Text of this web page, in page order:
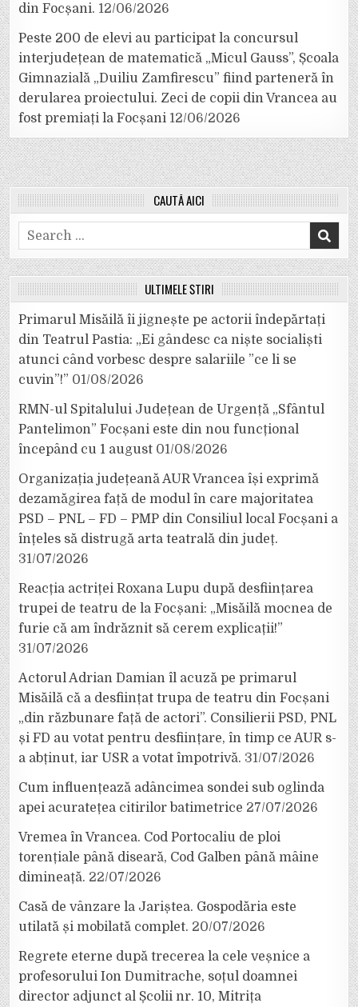
din Focșani. 12/06/2026
Peste 200 de elevi au participat la concursul
interjudețean de matematică „Micul Gauss”, Școala
Gimnazială „Duiliu Zamfirescu” fiind parteneră în
derularea proiectului. Zeci de copii din Vrancea au
fost premiați la Focșani 12/06/2026
CAUTĂ AICI
Search
for:
ULTIMELE ȘTIRI
Primarul Misăilă îi jignește pe actorii îndepărtați
din Teatrul Pastia: „Ei gândesc ca niște socialiști
atunci când vorbesc despre salariile ”ce li se
cuvin”!” 01/08/2026
RMN-ul Spitalului Județean de Urgență „Sfântul
Pantelimon” Focșani este din nou funcțional
începând cu 1 august 01/08/2026
Organizația județeană AUR Vrancea își exprimă
dezamăgirea față de modul în care majoritatea
PSD – PNL – FD – PMP din Consiliul local Focșani a
înțeles să distrugă arta teatrală din județ.
31/07/2026
Reacția actriței Roxana Lupu după desființarea
trupei de teatru de la Focșani: „Misăilă mocnea de
furie că am îndrăznit să cerem explicații!”
31/07/2026
Actorul Adrian Damian îl acuză pe primarul
Misăilă că a desființat trupa de teatru din Focșani
„din răzbunare față de actori”. Consilierii PSD, PNL
și FD au votat pentru desființare, în timp ce AUR s-
a abținut, iar USR a votat împotrivă. 31/07/2026
Cum influențează adâncimea sondei sub oglinda
apei acuratețea citirilor batimetrice 27/07/2026
Vremea în Vrancea. Cod Portocaliu de ploi
torențiale până diseară, Cod Galben până mâine
dimineață. 22/07/2026
Casă de vânzare la Jariștea. Gospodăria este
utilată și mobilată complet. 20/07/2026
Regrete eterne după trecerea la cele veșnice a
profesorului Ion Dumitrache, soțul doamnei
director adjunct al Școlii nr. 10, Mitrița